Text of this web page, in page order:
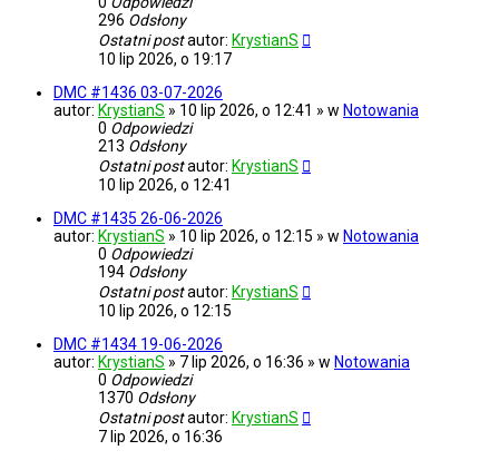
296 Odsłony
Ostatni postautor: KrystianS
10 lip 2026, o 19:17
DMC #1436 03-07-2026
autor: KrystianS » 10 lip 2026, o 12:41 » w Notowania
0 Odpowiedzi
213 Odsłony
Ostatni postautor: KrystianS
10 lip 2026, o 12:41
DMC #1435 26-06-2026
autor: KrystianS » 10 lip 2026, o 12:15 » w Notowania
0 Odpowiedzi
194 Odsłony
Ostatni postautor: KrystianS
10 lip 2026, o 12:15
DMC #1434 19-06-2026
autor: KrystianS » 7 lip 2026, o 16:36 » w Notowania
0 Odpowiedzi
1370 Odsłony
Ostatni postautor: KrystianS
7 lip 2026, o 16:36